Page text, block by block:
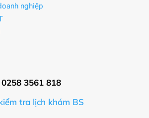
nghiệp
3561 818
tra lịch khám BS